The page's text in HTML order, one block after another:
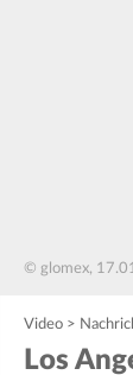
© glomex,
Video >
Los